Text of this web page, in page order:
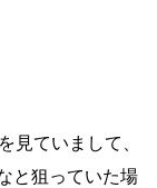
見ていまして、
と狙っていた場